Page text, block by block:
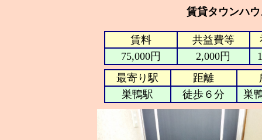
賃貸タウンハ
賃料 共益費等
75,000円
2,000円
最寄り駅
距離
巣鴨駅
徒歩６分 巣